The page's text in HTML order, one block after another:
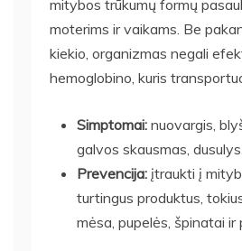
mitybos trūkumų formų
moterims ir vaikams. Be
kiekio, organizmas negali
hemoglobino, kuris
Simptomai: nuovargis,
galvos skausmas, dusulys.
Prevencija: įtraukti į
turtingus produktus,
mėsa, pupelės, špinatai